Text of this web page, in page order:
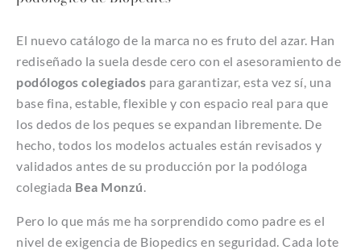
El nuevo catálogo de la marca no es fruto del azar. Han
rediseñado la suela desde cero con el asesoramiento de
podólogos colegiados para garantizar, esta vez sí, una
base fina, estable, flexible y con espacio real para que
los dedos de los peques se expandan libremente. De
hecho, todos los modelos actuales están revisados y
validados antes de su producción por la podóloga
colegiada Bea Monzú.
Pero lo que más me ha sorprendido como padre es el
nivel de exigencia de Biopedics en seguridad. Cada lote